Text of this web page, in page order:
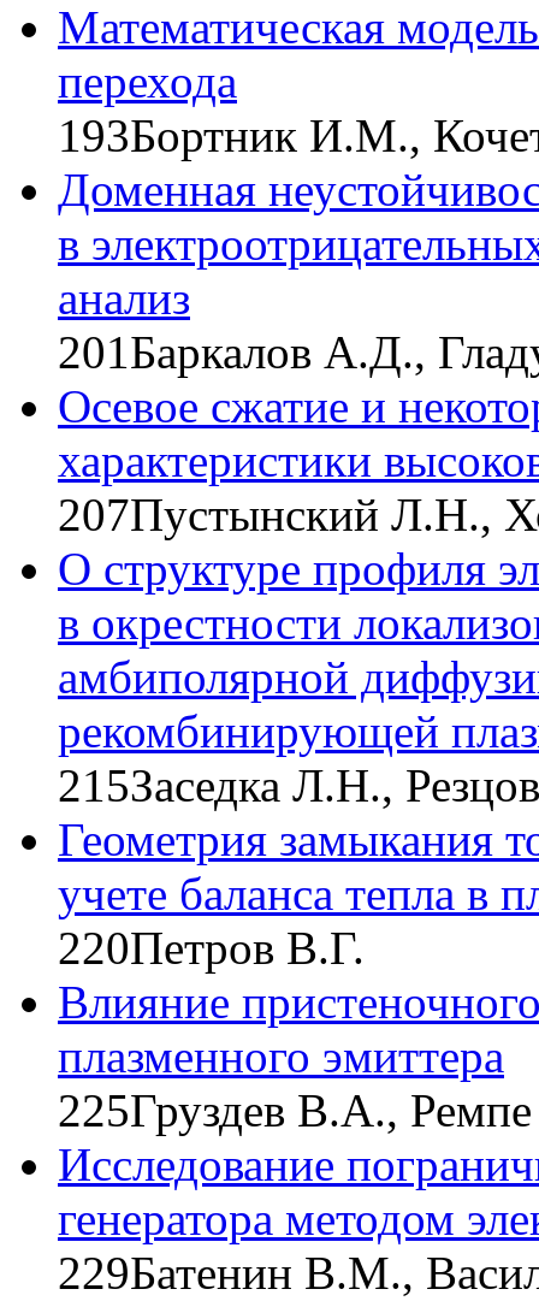
Математическая
перехода
193Бортник И.М.,
Доменная
в
анализ
201Баркалов А.Д.,
Осевое сжатие и
характеристики
207Пустынский Л.Н.,
О структуре профиля
в окрестности
амбиполярной
рекомбинирующей
215Заседка Л.Н.,
Геометрия замыкания
учете баланса тепла в
220Петров В.Г.
Влияние
плазменного эмиттера
225Груздев В.А.,
Исследование
генератора методом
229Батенин В.М.,